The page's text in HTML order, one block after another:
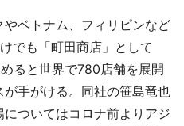
ベトナム、フィリピンなど
でも「町田商店」として
ると世界で780店舗を展開
手がける。同社の笹島竜也
ついてはコロナ前よりアジ